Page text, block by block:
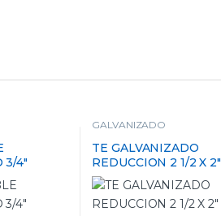
3/4″
GALVANIZADO
TE GALVANIZADO
REDUCCION 2 1/2 X 2″